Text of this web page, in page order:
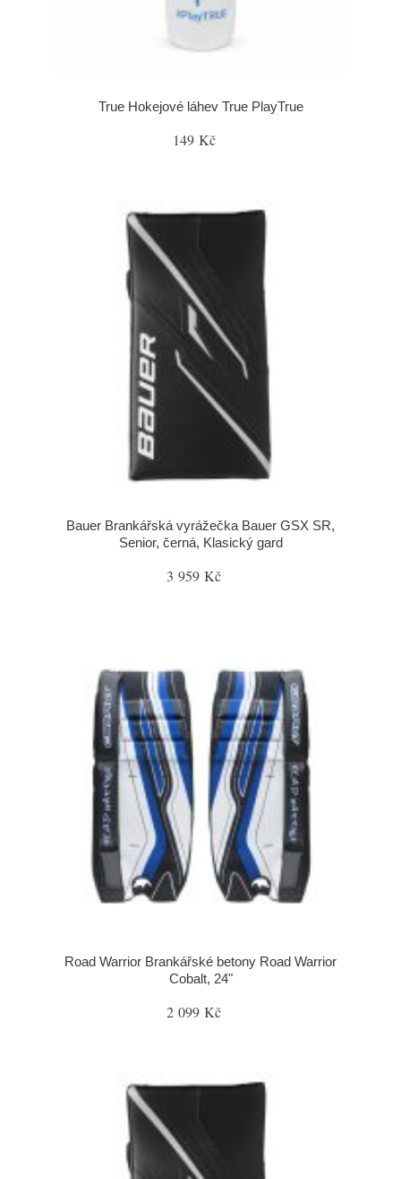
True Hokejové láhev True PlayTrue
149 Kč
Bauer Brankářská vyrážečka Bauer GSX SR,
Senior, černá, Klasický gard
3 959 Kč
Road Warrior Brankářské betony Road Warrior
Cobalt, 24"
2 099 Kč